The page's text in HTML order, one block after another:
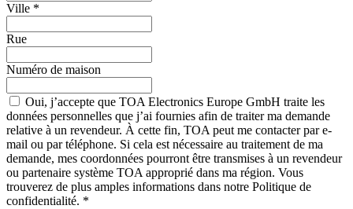
Ville *
Rue
Numéro de maison
Oui, j’accepte que TOA Electronics Europe GmbH traite les
données personnelles que j’ai fournies afin de traiter ma demande
relative à un revendeur. À cette fin, TOA peut me contacter par e-
mail ou par téléphone. Si cela est nécessaire au traitement de ma
demande, mes coordonnées pourront être transmises à un revendeur
ou partenaire système TOA approprié dans ma région. Vous
trouverez de plus amples informations dans notre Politique de
confidentialité. *